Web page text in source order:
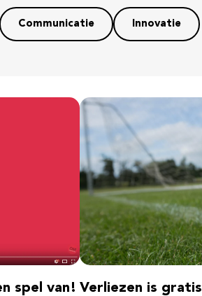
Communicatie Innovatie
spel van! Verliezen is gratis